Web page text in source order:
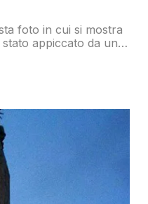
foto in cui si mostra
appiccato da un